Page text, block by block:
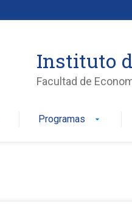
Instituto
Facultad de
Programas arrow_drop_down